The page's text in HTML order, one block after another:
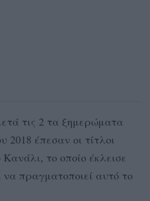
τις 2 τα ξημερώματα
2018 έπεσαν οι τίτλοι
το οποίο έκλεισε
να πραγματοποιεί αυτό το